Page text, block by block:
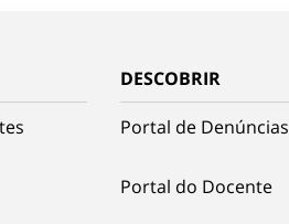
DESCOBRIR
Portal de Denúncias
Portal do Docente